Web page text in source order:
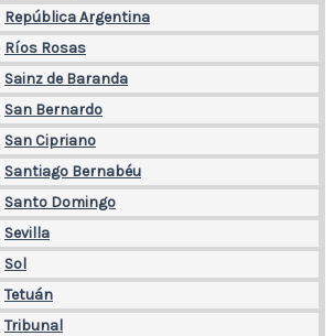
República Argentina
Ríos Rosas
Sainz de Baranda
San Bernardo
San Cipriano
Santiago Bernabéu
Santo Domingo
Sevilla
Sol
Tetuán
Tribunal